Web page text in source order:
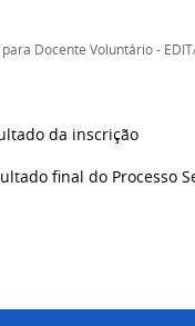
Docente Voluntário -
da inscrição
final do Processo